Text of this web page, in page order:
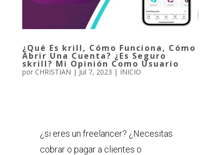
¿Qué Es krill, Cómo Funciona, Cómo
Abrir Una Cuenta? ¿Es Seguro
skrill? Mi Opinión Como Usuario
por CHRISTIAN |Jul 7, 2023 | INICIO
¿si eres un freelancer? ¿Necesitas
cobrar o pagar a clientes o